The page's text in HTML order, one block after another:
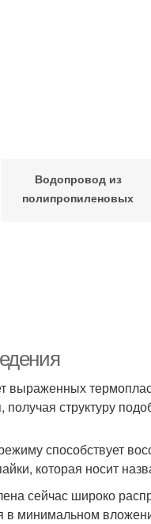
Водопровод из
полипропиленовых
выраженных
структуру
способствует
которая носит
сейчас широко
в минимальном